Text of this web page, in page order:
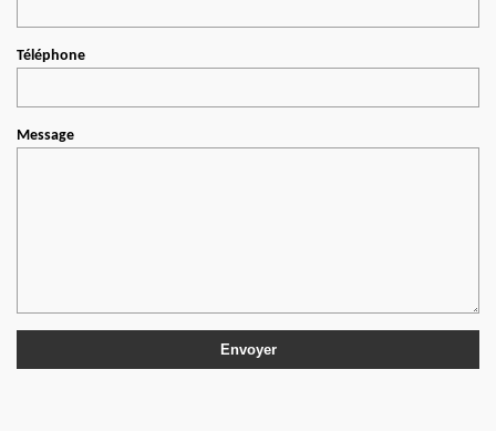
Téléphone
Message